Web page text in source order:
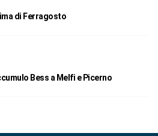
di Ferragosto
Bess a Melfi e Picerno